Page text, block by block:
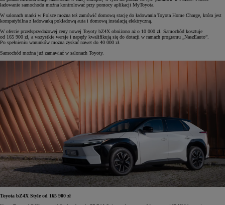
ładowanie samochodu można kontrolować przy pomocy aplikacji MyToyota.
W salonach marki w Polsce można też zamówić domową stację do ładowania Toyota Home Charge, która jest
kompatybilna z ładowarką pokładową auta i domową instalacją elektryczną.
W ofercie przedsprzedażowej ceny nowej Toyoty bZ4X obniżono aż o 10 000 zł. Samochód kosztuje
od 165 900 zł, a wszystkie wersje i napędy kwalifikują się do dotacji w ramach programu „NaszEauto”.
Po spełnieniu warunków można zyskać nawet do 40 000 zł.
Samochód można już zamawiać w salonach Toyoty.
Toyota bZ4X Style od 165 900 zł